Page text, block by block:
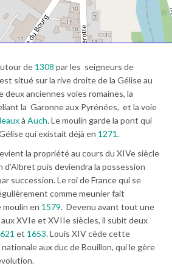
de 1308 par les seigneurs de
situé sur la rive droite de la Gélise au
deux anciennes voies romaines, la
la Garonne aux Pyrénées, et la voie
à Auch. Le moulin garde la pont qui
qui existait déjà en 1271.
la propriété au cours du XIVe siècle
d’Albret puis deviendra la possession
succession. Le roi de France qui se
comme meunier fait
en 1579. Devenu avant tout une
XVIe et XVIIe siècles, il subit deux
et 1653. Louis XIV cède cette
aux duc de Bouillon, qui le gère